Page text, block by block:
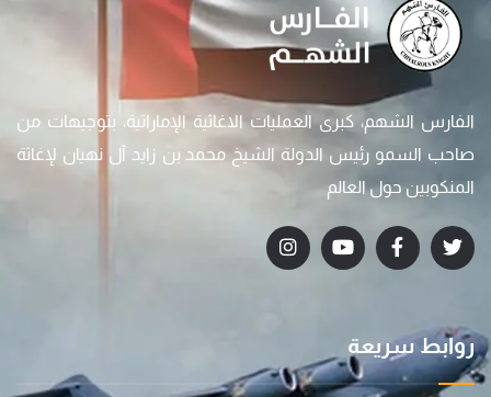
الفارس الشهم، كبرى العمليات الاغاثية الإماراتية، بتوجيهات من
صاحب السمو رئيس الدولة الشيخ محمد بن زايد آل نهيان لإغاثة
المنكوبين حول العالم
روابط سريعة